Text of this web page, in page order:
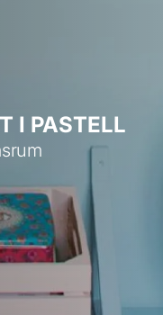
I PASTELL